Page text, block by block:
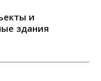
и
здания